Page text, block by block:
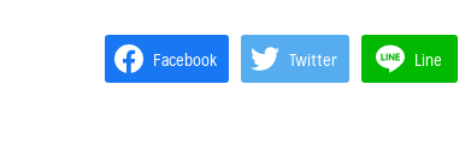
Facebook Twitter Line